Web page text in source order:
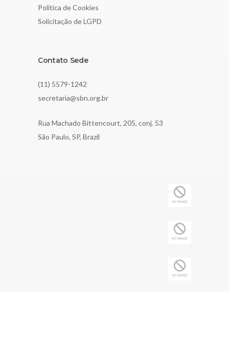
Política de Cookies
Solicitação de LGPD
Contato Sede
(11) 5579-1242
secretaria@sbn.org.br
Rua Machado Bittencourt, 205, conj. 53
São Paulo, SP, Brazil